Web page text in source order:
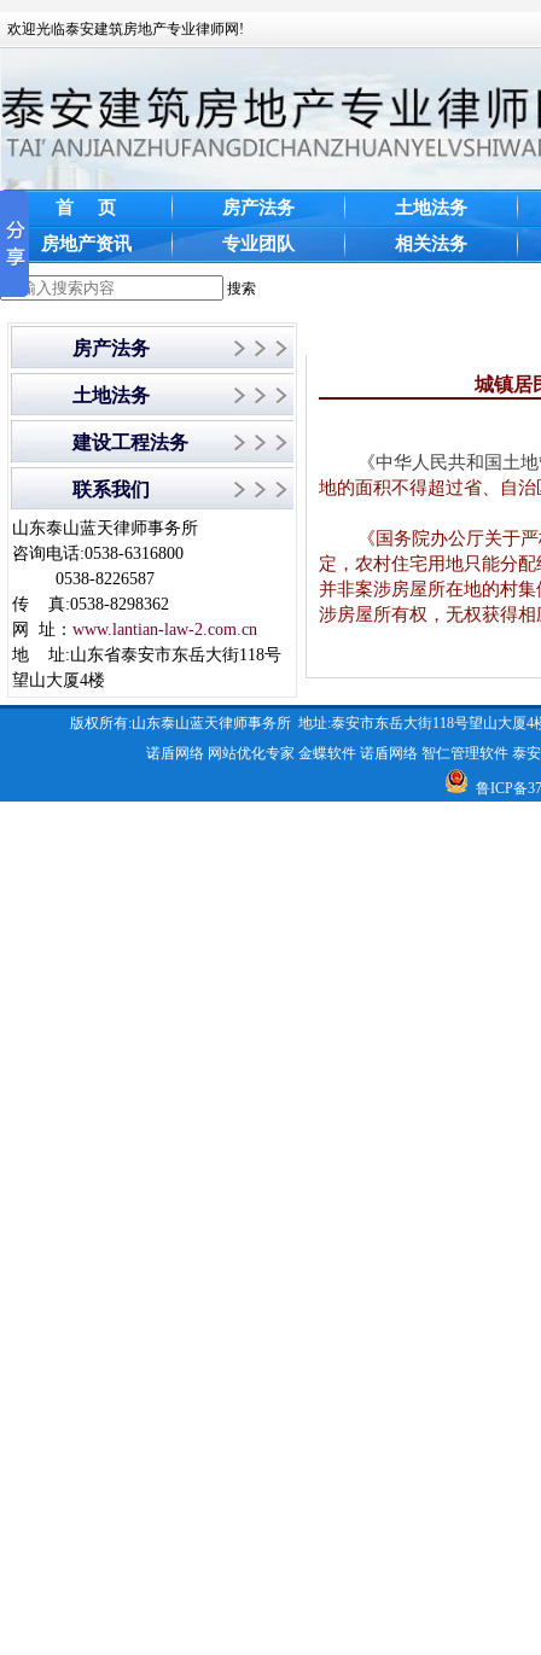
欢迎光临泰安建筑房地产专业律师网!
首 页 房产法务
土地法务
房地产资讯
专业团队 相关法务
搜索
房产法务
土地法务
建设工程法务
联系我们
山东泰山蓝天律师事务所
咨询电话:0538-6316800
0538-8226587
传 真:0538-8298362
网 址： www.lantian-law-2.com.cn
地 址:山东省泰安市东岳大街118号
望山大厦4楼
城镇居
《中华人民共和国土
地的面积不得超过省、自
《国务院办公厅关于
定，农村住宅用地只能分
并非案涉房屋所在地的村
涉房屋所有权，无权获得
版权所有:山东泰山蓝天律师事务所 地址:泰安市东岳大街118号望山大厦4
诺盾网络 网站优化专家 金蝶软件 诺盾网络 智仁管理软件 泰
鲁ICP备